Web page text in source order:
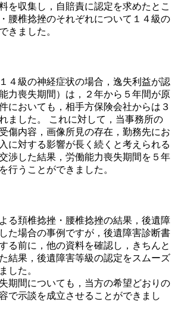
を収集し，自賠責に認定を求めたとこ
腰椎捻挫のそれぞれについて１４級の
きました。
４級の神経症状の場合，逸失利益が認
力喪失期間）は，２年から５年間が原
においても，相手方保険会社からは３
ました。 これに対して，当事務所の
傷内容，画像所見の存在，勤務先にお
に対する影響が長く続くと考えられる
渉した結果，労働能力喪失期間を５年
行うことができました。
る頚椎捻挫・腰椎捻挫の結果，後遺障
た場合の事例ですが，後遺障害診断書
る前に，他の資料を確認し，きちんと
結果，後遺障害等級の認定をスムーズ
した。
期間についても，当方の希望どおりの
で示談を成立させることができまし